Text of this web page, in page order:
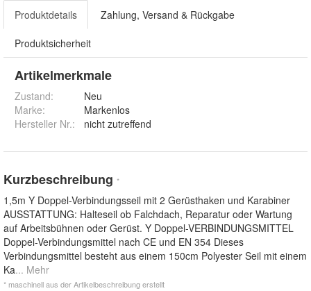
Produktdetails Zahlung, Versand & Rückgabe
Produktsicherheit
Artikelmerkmale
Zustand:
Neu
Marke:
Markenlos
Hersteller Nr.:
nicht zutreffend
Kurzbeschreibung *
1,5m Y Doppel-Verbindungsseil mit 2 Gerüsthaken und Karabiner
AUSSTATTUNG: Halteseil ob Falchdach, Reparatur oder Wartung
auf Arbeitsbühnen oder Gerüst. Y Doppel-VERBINDUNGSMITTEL
Doppel-Verbindungsmittel nach CE und EN 354 Dieses
Verbindungsmittel besteht aus einem 150cm Polyester Seil mit einem
Ka... Mehr
* maschinell aus der Artikelbeschreibung erstellt